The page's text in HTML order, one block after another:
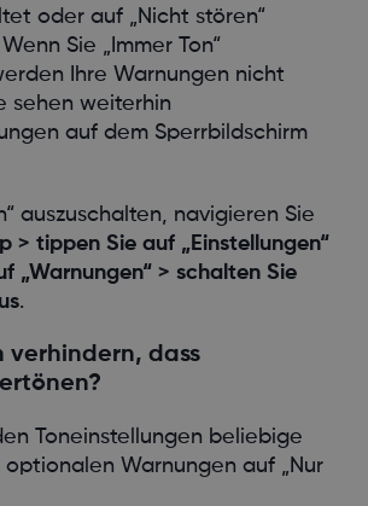
oder auf „Nicht stören“
Sie „Immer Ton“
Ihre Warnungen nicht
sehen weiterhin
auf dem Sperrbildschirm
auszuschalten, navigieren Sie
> tippen Sie auf „Einstellungen“
„Warnungen“ > schalten Sie
.
verhindern, dass
Toneinstellungen beliebige
Warnungen auf „Nur